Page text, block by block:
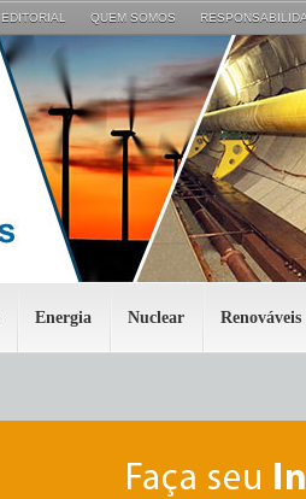
EDITORIAL QUEM SOMOS
Energia Nuclear Renováveis